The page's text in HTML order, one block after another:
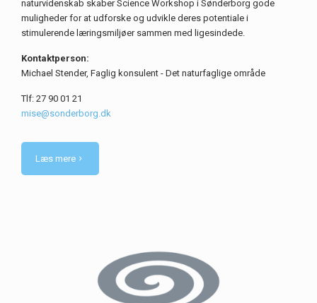
naturvidenskab skaber Science Workshop i Sønderborg gode
muligheder for at udforske og udvikle deres potentiale i
stimulerende læringsmiljøer sammen med ligesindede.
Kontaktperson:
Michael Stender, Faglig konsulent - Det naturfaglige område
Tlf: 27 90 01 21
mise@sonderborg.dk
Læs mere